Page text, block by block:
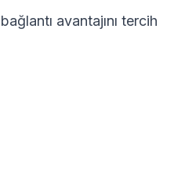
avantajını tercih